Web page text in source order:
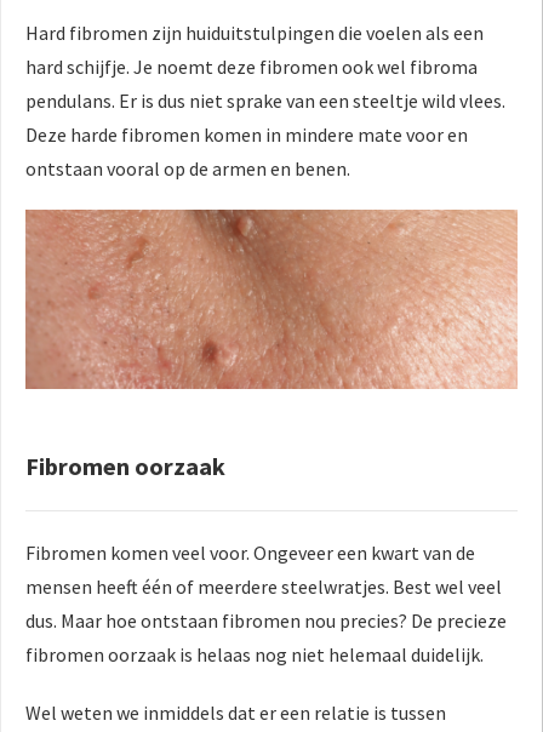
Hard fibromen zijn huiduitstulpingen die voelen als een
hard schijfje. Je noemt deze fibromen ook wel fibroma
pendulans. Er is dus niet sprake van een steeltje wild vlees.
Deze harde fibromen komen in mindere mate voor en
ontstaan vooral op de armen en benen.
Fibromen oorzaak
Fibromen komen veel voor. Ongeveer een kwart van de
mensen heeft één of meerdere steelwratjes. Best wel veel
dus. Maar hoe ontstaan fibromen nou precies? De precieze
fibromen oorzaak is helaas nog niet helemaal duidelijk.
Wel weten we inmiddels dat er een relatie is tussen